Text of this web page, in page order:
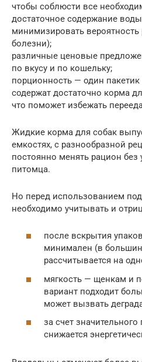
чтобы соблюсти все
достаточное содержание
минимизировать
болезни);
различные ценовые
по вкусу и по кошельку;
порционность — один
содержат достаточно корма
что поможет избежать
Жидкие корма для собак
емкостях, с разнообразной
постоянно менять рацион без
питомца.
Но перед использованием
необходимо учитывать и
после вскрытия
минимален (в
рассчитывается на
мягкость — щенкам и
вариант подходит
может вызвать
за счет значительного
снижается